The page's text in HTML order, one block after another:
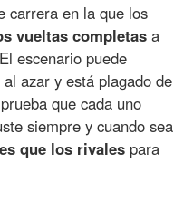
carrera en la que los
vueltas completas a
escenario puede
azar y está plagado de
que cada uno
siempre y cuando sea
que los rivales para